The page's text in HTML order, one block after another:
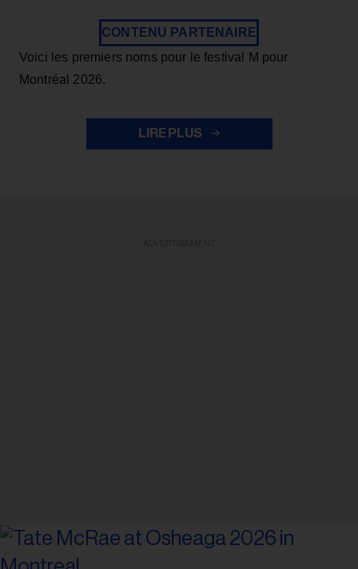
CONTENU PARTENAIRE
Voici les premiers noms pour le festival M pour
Montréal 2026.
LIRE PLUS